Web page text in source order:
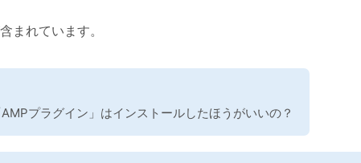
まれています。
プラグイン」はインストールしたほうがいいの？